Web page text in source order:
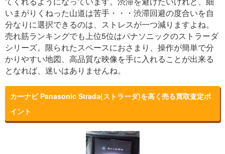
いまがりくねった山道は苦手・・・渋滞回避の度合いを自
分なりに選択できるのは、ストレスが一つ減りますよね。
売れ筋ランキングでも上位5位はパナソニックのストラーダ
シリーズ。限られたスペースにおさまり、操作が簡単で分
かりやすい地図、高品質な映像を手に入れることが出来る
となれば、迷いはありませんね。
カーナビ Panasonic Strada(ストラーダ)を高く売る買取査定ポ
イント